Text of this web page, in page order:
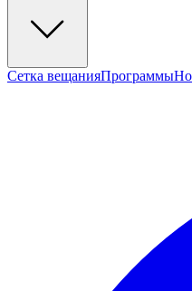
Сетка вещанияПрограммы